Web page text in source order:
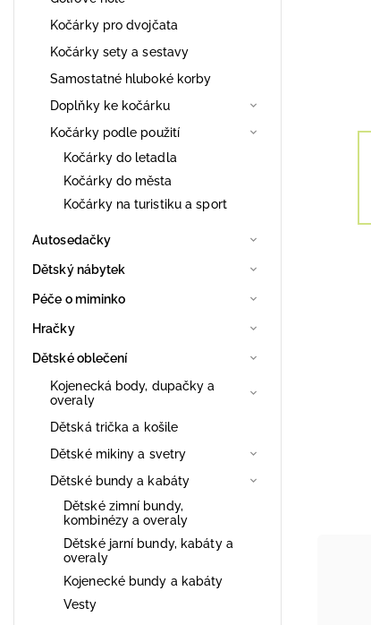
Kočárky pro dvojčata
Kočárky sety a sestavy
Samostatné hluboké korby
Doplňky ke kočárku
Kočárky podle použití
Kočárky do letadla
Kočárky do města
Kočárky na turistiku a sport
Autosedačky
Dětský nábytek
Péče o miminko
Hračky
Dětské oblečení
Kojenecká body, dupačky a
overaly
Dětská trička a košile
Dětské mikiny a svetry
Dětské bundy a kabáty
Dětské zimní bundy,
kombinézy a overaly
Dětské jarní bundy, kabáty a
overaly
Kojenecké bundy a kabáty
Vesty